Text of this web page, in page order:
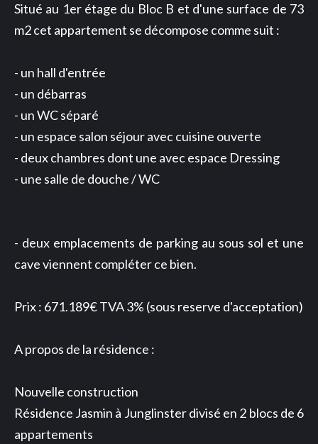
Situé au 1er étage du Bloc B et d'une surface de 73
m2 cet appartement se décompose comme suit :
- un hall d'entrée
- un débarras
- un WC séparé
- un espace salon séjour avec cuisine ouverte
- deux chambres dont une avec espace Dressing
- une salle de douche / WC
- deux emplacements de parking au sous sol et une
cave viennent compléter ce bien.
Prix : 671.189€ TVA 3% (sous reserve d'acceptation)
A propos de la résidence :
Nouvelle construction
Résidence Jasmin à Junglinster divisé en 2 blocs de 6
appartements